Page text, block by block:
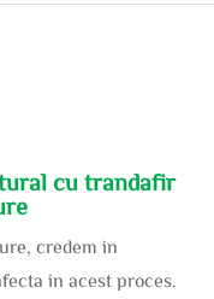
cu trandafir
credem in
in acest proces.